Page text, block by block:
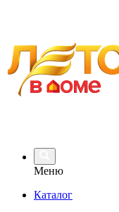
Меню
Каталог